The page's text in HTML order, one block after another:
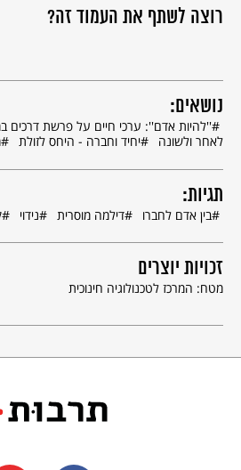
רוצה לשתף את העמוד זה?
נושאים:
''להיות אדם'': ערכי חיים על פרשת דרכים
לאחר ולשונה
יחיד וחברה - היחס לזולת
תגיות:
בין אדם לחברו דילמה מוסרית נידוי
זכויות יוצרים
מטח: המרכז לטכנולוגיה חינוכית